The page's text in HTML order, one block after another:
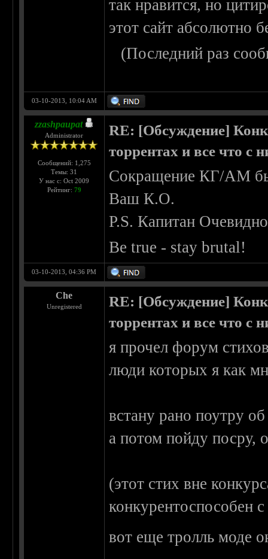
так нравится, но
этот сайт абсолютно
(Последний раз
03-10-2013, 10:04 AM
zzashpaupat
Administrator
Сообщений: 1,275
Темы: 31
У нас с: Oct 2009
Рейтинг: 79
RE: [Обсуждение]
торрентах и все что с
Сокращение КГ/АМ
Ваш К.О.
P.S. Капитан
Be true - stay brutal!
03-10-2013, 04:36 PM
Che
Unregistered
RE: [Обсуждение]
торрентах и все что с
я прочел форум
люди которых я как
встану рано поутру
а потом пойду посру,
(этот стих вне
конкурентоспособен
вот еще тролль моде